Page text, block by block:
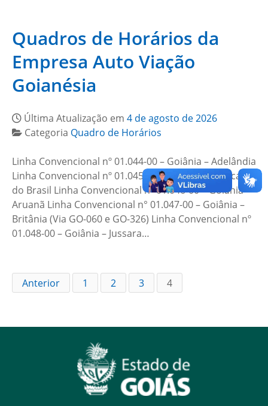
Quadros de Horários da
Empresa Auto Viação
Goianésia
Última Atualização em 4 de agosto de 2026
Categoria Quadro de Horários
Linha Convencional nº 01.044-00 – Goiânia – Adelândia
Linha Convencional nº 01.045-00 – Goiânia Americano
do Brasil Linha Convencional nº 01.046-00 – Goiânia –
Aruanã Linha Convencional n° 01.047-00 – Goiânia –
Britânia (Via GO-060 e GO-326) Linha Convencional nº
01.048-00 – Goiânia – Jussara…
Anterior 1 2 3 4